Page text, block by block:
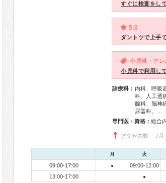
すぐに検査をし
5.0
ダントツで上手
小児科・アレ
小児科で利用し
診療科： 内科、呼吸
科、人工透
腺科、脳神
尿器科、…
専門医・資格：
アクセス数 7月
月 火
09:00-17:00 ● 09:00-12:00
13:00-17:00
●